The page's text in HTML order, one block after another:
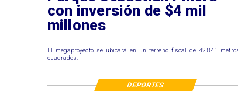
con inversión de $4 mil
millones
El megaproyecto se ubicará en un terreno fiscal de 42.841
cuadrados.
DEPORTES